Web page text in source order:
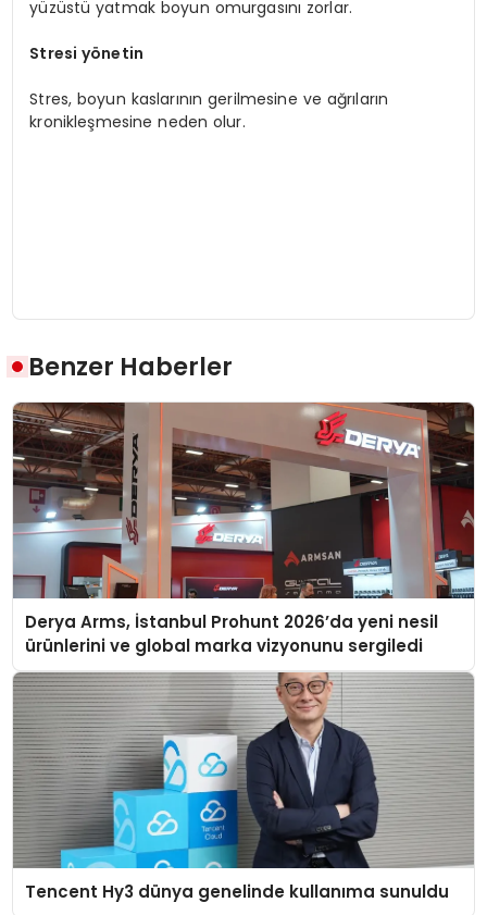
yüzüstü yatmak boyun omurgasını zorlar.
Stresi yönetin
Stres, boyun kaslarının gerilmesine ve ağrıların
kronikleşmesine neden olur.
Benzer Haberler
Derya Arms, İstanbul Prohunt 2026’da yeni nesil
ürünlerini ve global marka vizyonunu sergiledi
Tencent Hy3 dünya genelinde kullanıma sunuldu